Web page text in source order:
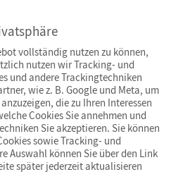
BarrierefreiheitCookies & Co.
vollständig nutzen zu können,
nutzen wir Tracking- und
und andere Trackingtechniken
wie z. B. Google und Meta, um
die zu Ihren Interessen
Cookies Sie annehmen und
Sie akzeptieren. Sie können
sowie Tracking- und
Auswahl können Sie über den Link
später jederzeit aktualisieren